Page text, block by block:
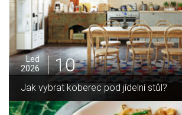
Pro
2025
05
Jak zvládnout vánoční úklid bez námahy